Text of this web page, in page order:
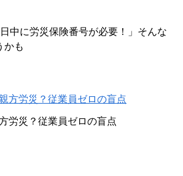
中に労災保険番号が必要！」そんな
かも
労災？従業員ゼロの盲点